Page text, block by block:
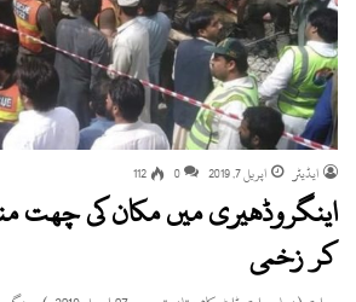
ایڈیٹر اپریل 7, 2019 0
112
اینگروڈھیری میں مکان کی چھت
کر زخمی